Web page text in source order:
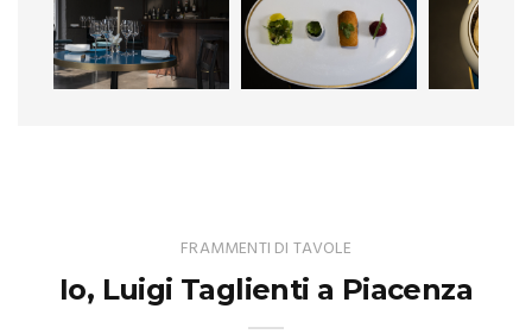
FRAMMENTI DI TAVOLE
Io, Luigi Taglienti a Piacenza